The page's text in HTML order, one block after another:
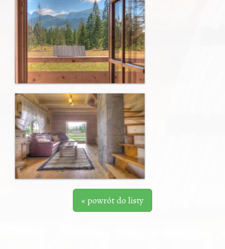
« powrót do listy